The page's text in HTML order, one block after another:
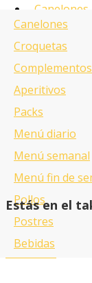
Canelones
Croquetas
Aperitivos
Packs
Menú diario
Menú semanal
Menú fin de
Pollos
Postres
Bebidas
Canelones
Croquetas
Aperitivos
Menus
Pollos
Postres
Bebidas
Estás en el
pedir en otra
All Menus